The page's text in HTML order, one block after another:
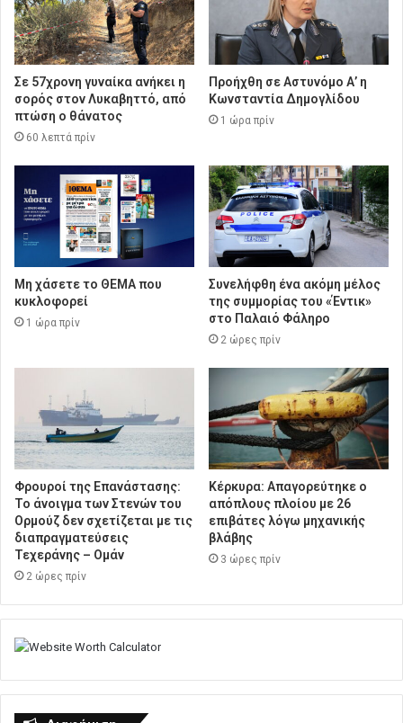
Σε 57χρονη γυναίκα ανήκει η
σορός στον Λυκαβηττό, από
πτώση ο θάνατος
60 λεπτά πρίν
Προήχθη σε Αστυνόμο Α’ η
Κωνσταντία Δημογλίδου
1 ώρα πρίν
Μη χάσετε το ΘΕΜΑ που
κυκλοφορεί
1 ώρα πρίν
Συνελήφθη ένα ακόμη μέλος
της συμμορίας του «Έντικ»
στο Παλαιό Φάληρο
2 ώρες πρίν
Φρουροί της Επανάστασης:
Το άνοιγμα των Στενών του
Ορμούζ δεν σχετίζεται με τις
διαπραγματεύσεις
Τεχεράνης – Ομάν
2 ώρες πρίν
Κέρκυρα: Απαγορεύτηκε ο
απόπλους πλοίου με 26
επιβάτες λόγω μηχανικής
βλάβης
3 ώρες πρίν